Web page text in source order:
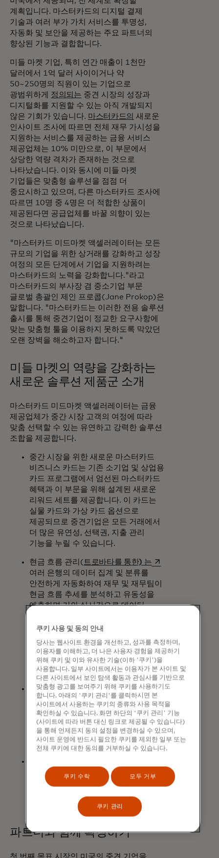
계획입니다. 마스터카드의 디지털 결제
기술과 여러 부가 가치 서비스를 투명성,
자동화 및 보안을 제공하는 주요 파트너의
향상된 기능과 결합합니다.
미들 마켓 기업, 특히 연간 매출이 1천만
달러에서 1억 달러 사이이거나 약
50~250명의 직원이 있는 기업으로
광범위하게 정의되는 중견 시장의 성장과
디지털화를 지원할 수 있는 아직 개발되지
않은 기회가 있습니다. 마스터카드의 새로운
인사이트 조사에 따르면 전체 재무 가시성을
지원하는 서비스를 제공하는 금융 서비스
제공업체는 10% 미만으로, 이 부문에서
상당한 역량 격차가 존재하는 것으로
나타났습니다. 이와 동시에 미들 마켓
기업들은 맞춤형 솔루션을 점점 더
중요시하고 있으며, 다른 마스터카드 조사에
따르면 10명 중 4명은 더 적합한 상품이
제공된다면 공급업체를 바꿀 의향이 있는
것으로 나타났습니다.
"마스터카드 미드마켓 액셀러레이터는 모든
규모의 기업을 위한 상거래를 강화하고 성장
여정의 모든 단계에서 기업을 지원하려는
마스터카드의 노력을 강화합니다."라고
마스터카드의 부사장 겸 중소기업 부문
글로벌 총괄인 제인 프로콥(Jane Prokop)은
말합니다. "마스터카드는 이러한 전용 솔루션
출시를 통해 중견기업이 정교한 요구사항에
맞는 맞춤형 툴을 이용하지 못하도록 막았던
오랜 장벽을 해소하고자 합니다."
미들 마켓의 역량을 강화하는
새로운 솔루션 제품군 소개
마스터카드 미드마켓 액셀러레이터는 금융
제공업체가 중간 시장 고객의 여정에 따라
맞춤 선택할 수 있는 유연하고 강력한 솔루션
조합을 제공합니다.
중간 시장을 위한 새로운 마스터카드
비즈니스 카드는 기존 소기업 및 상업용
카드 프로그램에서 엄선된 마스터카드
혜택과 이 부문을 위해 설계된 새로운
리워드 세트를 제공합니다. 이 카드는
실물 카드와 가상 카드 옵션으로
제공되므로 중견기업은 모든 거래에서
더 많은 유연성, 선택권, 지출 관리
기능을 누릴 수 있습니다.
현금 흐름 관리( 트로바타를 통한) 는새 탭에서 열림
여러 은행의 데이터 집계 및 분류를
안전하게 자동화하여 재무 및 재무팀이
현금 흐름 추세를 분석하고 유동성을
예측하며 거의 실시간으로 데이터
수 있도록 지원합니다. 트로바타는
마스터카드의 가상 카드 플랫폼과의
통합을 통해 결제 기능을 더욱 확장하여
중견기업의 공급업체 결제를 더욱
효율적이고 안전하게 만들 것입니다.
비용 관리(Navan을새 탭에서 열림
통한)는 강력한
지출 제어 기능을 제공하는 내장된 가상
카드로 비용 관리를 개선하여 정책
준수를 유도하고 거래 수준 인사이트를
제공하여 조정을 자동화하고 실시간
지출 가시성을 제공합니다.
이점에는 ID 도난 방지(™) , 헬스락,
무책임 보호, 가상 카드의 향상된 제어
파트너와 함께 확장하기
쿠키 사용 및 동의 안내
당사는 웹사이트 환경을 개선하고, 성과를 측정하며,
이용자를 이해하고, 더 나은 사용자 경험을 제공하기
위해 쿠키 및 이와 유사한 기술(이하 '쿠키')을
사용합니다. 일부 사이트에서는 이용자가 본 사이트 및
다른 사이트에서 보인 탐색 활동과 관심사를 기반으로
맞춤형 광고를 보여주기 위해 쿠키를 사용하기도
합니다. 아래의 '쿠키 관리'를 클릭하시면 본
사이트에서 사용하는 쿠키의 종류와 사용 목적을
확인하실 수 있습니다. 화면 하단의 '쿠키 관리' 기능
(사이트에 따라 버튼 대신 링크로 제공될 수 있습니다)
을 통해 언제든지 동의 설정을 변경하실 수 있으며,
사이트 운영에 반드시 필요한 쿠키를 제외한 일부 또는
전체 쿠키에 대한 동의를 거부하실 수 있습니다.
쿠키 수락 모두 거부
쿠키 관리